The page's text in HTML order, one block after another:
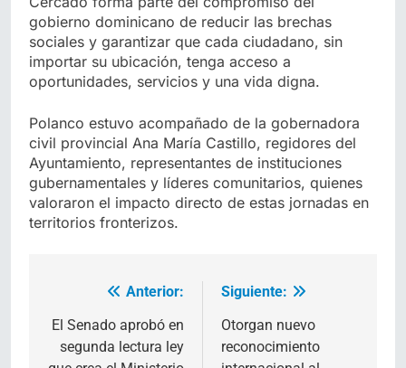
gobierno dominicano de reducir las brechas
sociales y garantizar que cada ciudadano, sin
importar su ubicación, tenga acceso a
oportunidades, servicios y una vida digna.
Polanco estuvo acompañado de la gobernadora
civil provincial Ana María Castillo, regidores del
Ayuntamiento, representantes de instituciones
gubernamentales y líderes comunitarios, quienes
valoraron el impacto directo de estas jornadas en
territorios fronterizos.
Navegación
de
entradas
Anterior:
El Senado aprobó en
segunda lectura ley
Siguiente:
Otorgan nuevo
reconocimiento